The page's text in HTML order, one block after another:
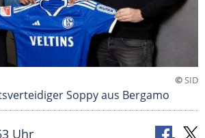
©SID
Soppy aus Bergamo
Uhr